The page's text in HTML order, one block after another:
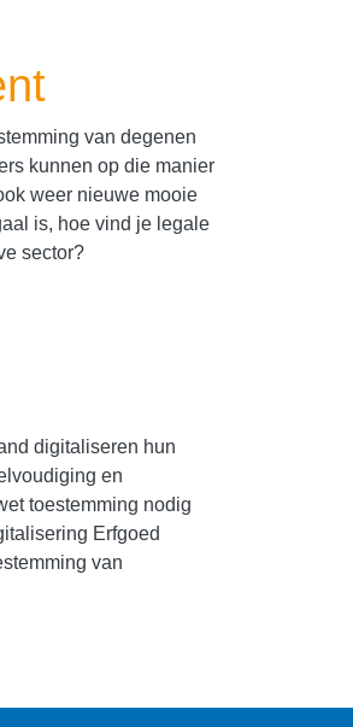
van degenen
kunnen op die manier
weer nieuwe mooie
is, hoe vind je legale
sector?
digitaliseren hun
en
toestemming nodig
Erfgoed
van